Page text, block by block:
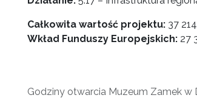
Całkowita wartość projektu: 37
Wkład Funduszy Europejskich: 27
Godziny otwarcia Muzeum Zamek w